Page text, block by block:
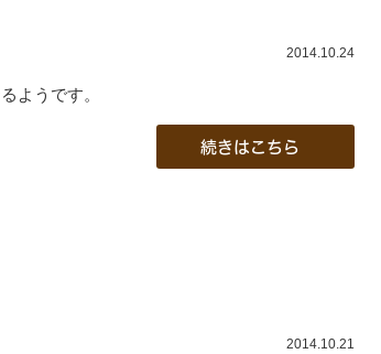
2014.10.24
ようです。
続きはこちら
2014.10.21